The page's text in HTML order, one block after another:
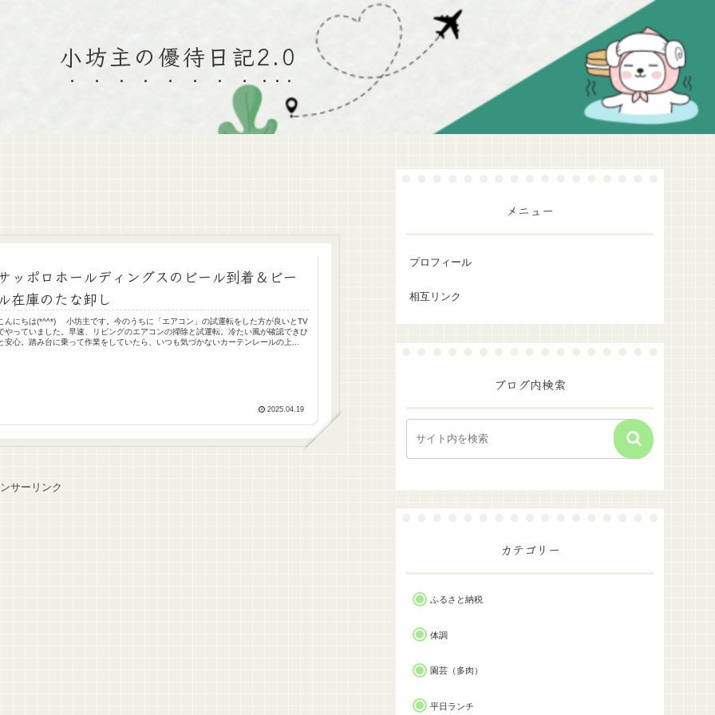
小坊主の優待日記2.0
ッポロホールディングスのビール到着＆ビー
在庫のたな卸し
んにちは(*^^*) 小坊主です。今のうちに「エアコン」の試運転をした方が良いとTV
やっていました。早速、リビングのエアコンの掃除と試運転。冷たい風が確認できひ
安心。踏み台に乗って作業をしていたら、いつも気づかないカーテンレールの上...
2025.04.19
サーリンク
メニュー
プロフィール
相互リンク
ブログ内検索
カテゴリー
ふるさと納税
体調
園芸（多肉）
平日ランチ